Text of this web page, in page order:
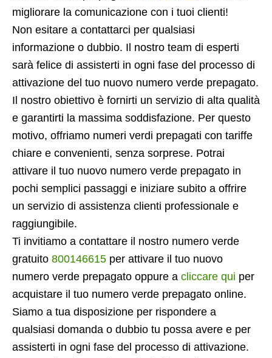
migliorare la comunicazione con i tuoi clienti!
Non esitare a contattarci per qualsiasi
informazione o dubbio. Il nostro team di esperti
sarà felice di assisterti in ogni fase del processo di
attivazione del tuo nuovo numero verde prepagato.
Il nostro obiettivo è fornirti un servizio di alta qualità
e garantirti la massima soddisfazione. Per questo
motivo, offriamo numeri verdi prepagati con tariffe
chiare e convenienti, senza sorprese. Potrai
attivare il tuo nuovo numero verde prepagato in
pochi semplici passaggi e iniziare subito a offrire
un servizio di assistenza clienti professionale e
raggiungibile.
Ti invitiamo a contattare il nostro numero verde
gratuito 800146615 per attivare il tuo nuovo
numero verde prepagato oppure a cliccare qui per
acquistare il tuo numero verde prepagato online.
Siamo a tua disposizione per rispondere a
qualsiasi domanda o dubbio tu possa avere e per
assisterti in ogni fase del processo di attivazione.